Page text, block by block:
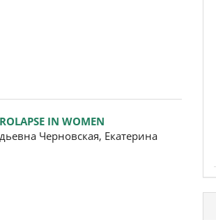
IN WOMEN
Черновская, Екатерина